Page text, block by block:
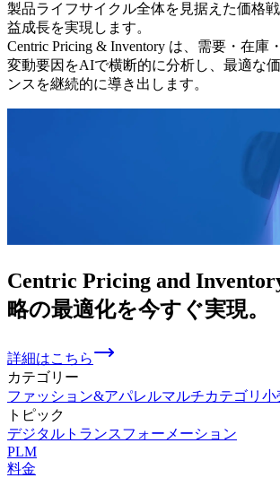
製品ライフサイクル全体を見据えた価格
益成長を実現します。
Centric Pricing & Inventory は、需要・在庫
変動要因をAIで横断的に分析し、最適な
ンスを継続的に導き出します。
Centric Pricing and
略の最適化を今すぐ実現。
詳細はこちら
カテゴリー
ファッション&アパレルマルチカテゴリ小
トピック
デジタルトランスフォーメーション
PLM
料金